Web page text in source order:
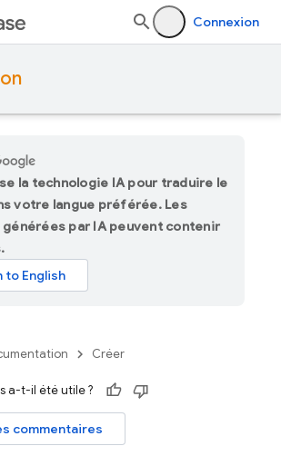
Connexion
la technologie IA pour traduire le
votre langue préférée. Les
par IA peuvent contenir
Créer
a-t-il été utile ?
commentaires